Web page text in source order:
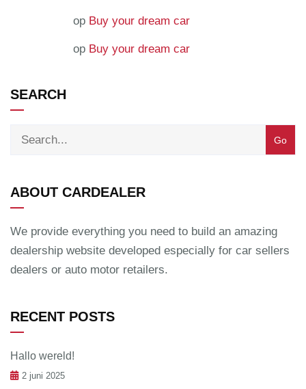
op Buy your dream car
op Buy your dream car
SEARCH
ABOUT CARDEALER
We provide everything you need to build an amazing
dealership website developed especially for car sellers
dealers or auto motor retailers.
RECENT POSTS
Hallo wereld!
2 juni 2025